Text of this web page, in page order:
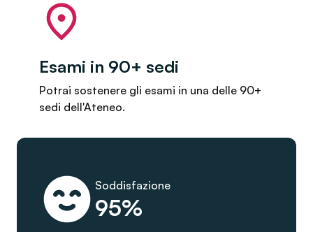
Esami in 90+ sedi
Potrai sostenere gli esami in una delle 90+
sedi dell'Ateneo.
95%
Soddisfazione